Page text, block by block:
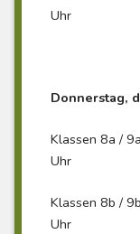
Uhr
Donnerstag,
Klassen
Uhr
Klassen
Uhr